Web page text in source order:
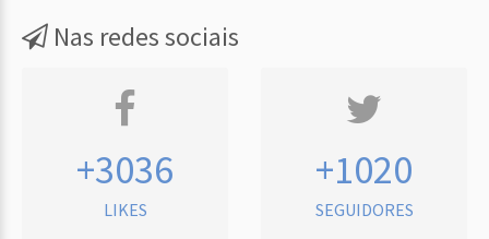
Nas redes sociais
+3036
LIKES
+1020
SEGUIDORES